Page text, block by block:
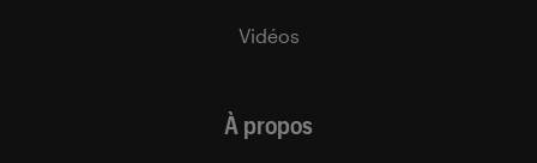
Vidéos
À propos